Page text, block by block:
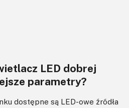
LED dobrej
parametry?
dostępne są LED-owe źródła